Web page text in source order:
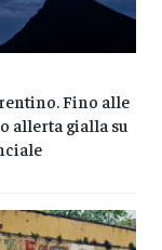
Fino alle
allerta gialla su